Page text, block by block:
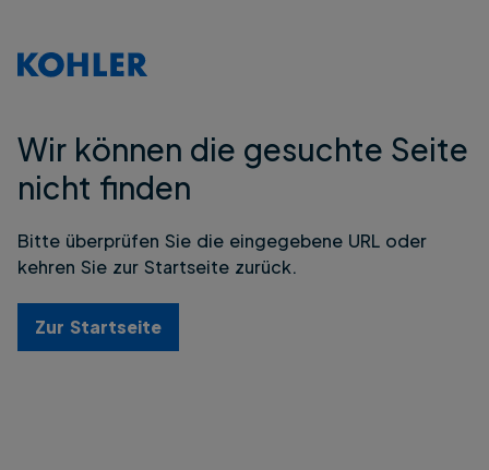
Wir können die gesuchte Seite
nicht finden
Bitte überprüfen Sie die eingegebene URL oder
kehren Sie zur Startseite zurück.
Zur Startseite